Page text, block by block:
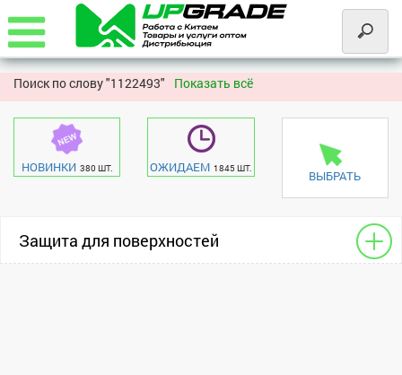
Поиск по слову "1122493" Показать всё
НОВИНКИ 380 ШТ. ОЖИДАЕМ 1845 ШТ. ВЫБРАТЬ
Защита для поверхностей